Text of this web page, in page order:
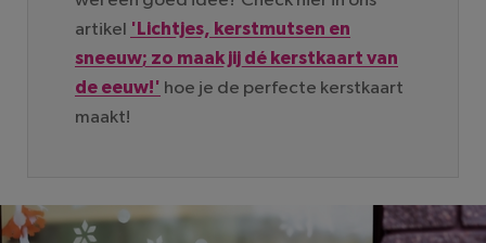
artikel 'Lichtjes, kerstmutsen en
sneeuw; zo maak jij dé kerstkaart van
de eeuw!' hoe je de perfecte kerstkaart
maakt!